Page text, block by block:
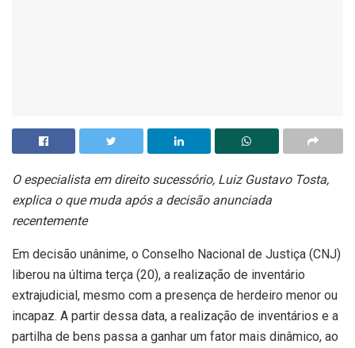
O especialista em direito sucessório, Luiz Gustavo Tosta,
explica o que muda após a decisão anunciada
recentemente
Em decisão unânime, o Conselho Nacional de Justiça (CNJ)
liberou na última terça (20), a realização de inventário
extrajudicial, mesmo com a presença de herdeiro menor ou
incapaz. A partir dessa data, a realização de inventários e a
partilha de bens passa a ganhar um fator mais dinâmico, ao